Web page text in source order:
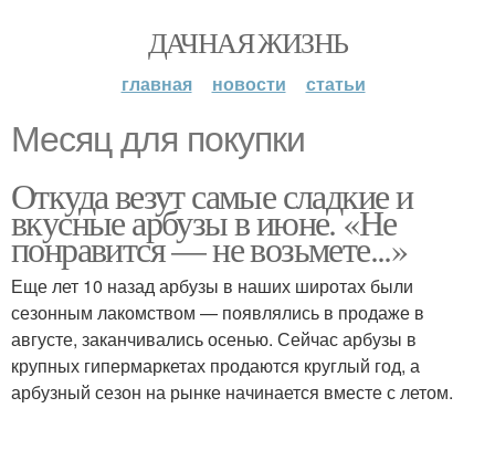
ДАЧНАЯ ЖИЗНЬ
главная новости статьи
Месяц для покупки
Откуда везут самые сладкие и
вкусные арбузы в июне. «Не
понравится — не возьмете...»
Еще лет 10 назад арбузы в наших широтах были
сезонным лакомством — появлялись в продаже в
августе, заканчивались осенью. Сейчас арбузы в
крупных гипермаркетах продаются круглый год, а
арбузный сезон на рынке начинается вместе с летом.